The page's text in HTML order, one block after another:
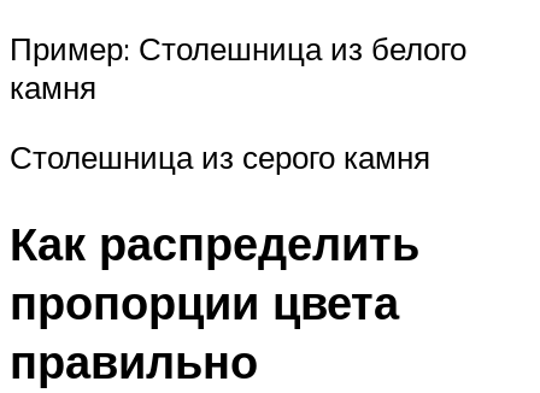
Пример: Столешница из белого
камня
Столешница из серого камня
Как распределить
пропорции цвета
правильно